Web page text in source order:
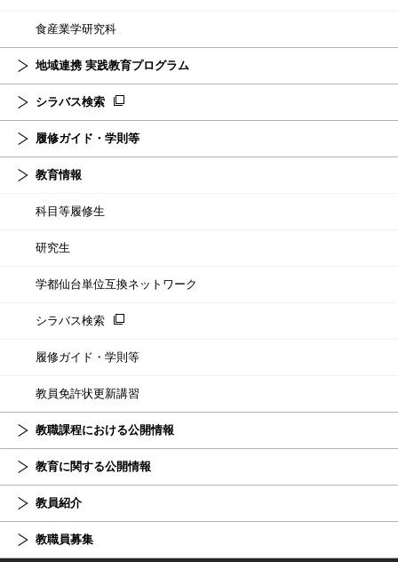
食産業学研究科
地域連携 実践教育プログラム
シラバス検索
履修ガイド・学則等
教育情報
科目等履修生
研究生
学都仙台単位互換ネットワーク
シラバス検索
履修ガイド・学則等
教員免許状更新講習
教職課程における公開情報
教育に関する公開情報
教員紹介
教職員募集